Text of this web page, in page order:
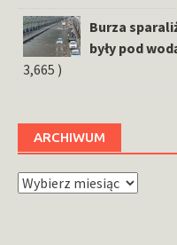
Burza
były pod
3,665 )
ARCHIWUM
Archiwum